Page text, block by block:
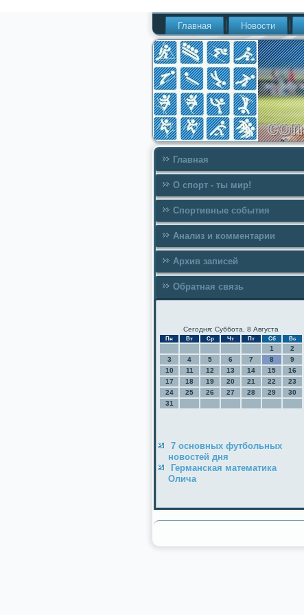
Главная Новости
Главная
О спорт - ты мир!
Спортивные события
Анализ и комментарии
Архив записей
Обратная связь
Сегодня: Суббота, 8 Августа
Пн Вт Ср Чт Пт Сб Вс
1
2
3
4 5 6 7 8
9
10
11 12 13 14 15
16
17
18 19 20 21 22
23
24
25 26 27 28 29
30
31
7 основных футбольных
новостей дня
Германская математика
Олича